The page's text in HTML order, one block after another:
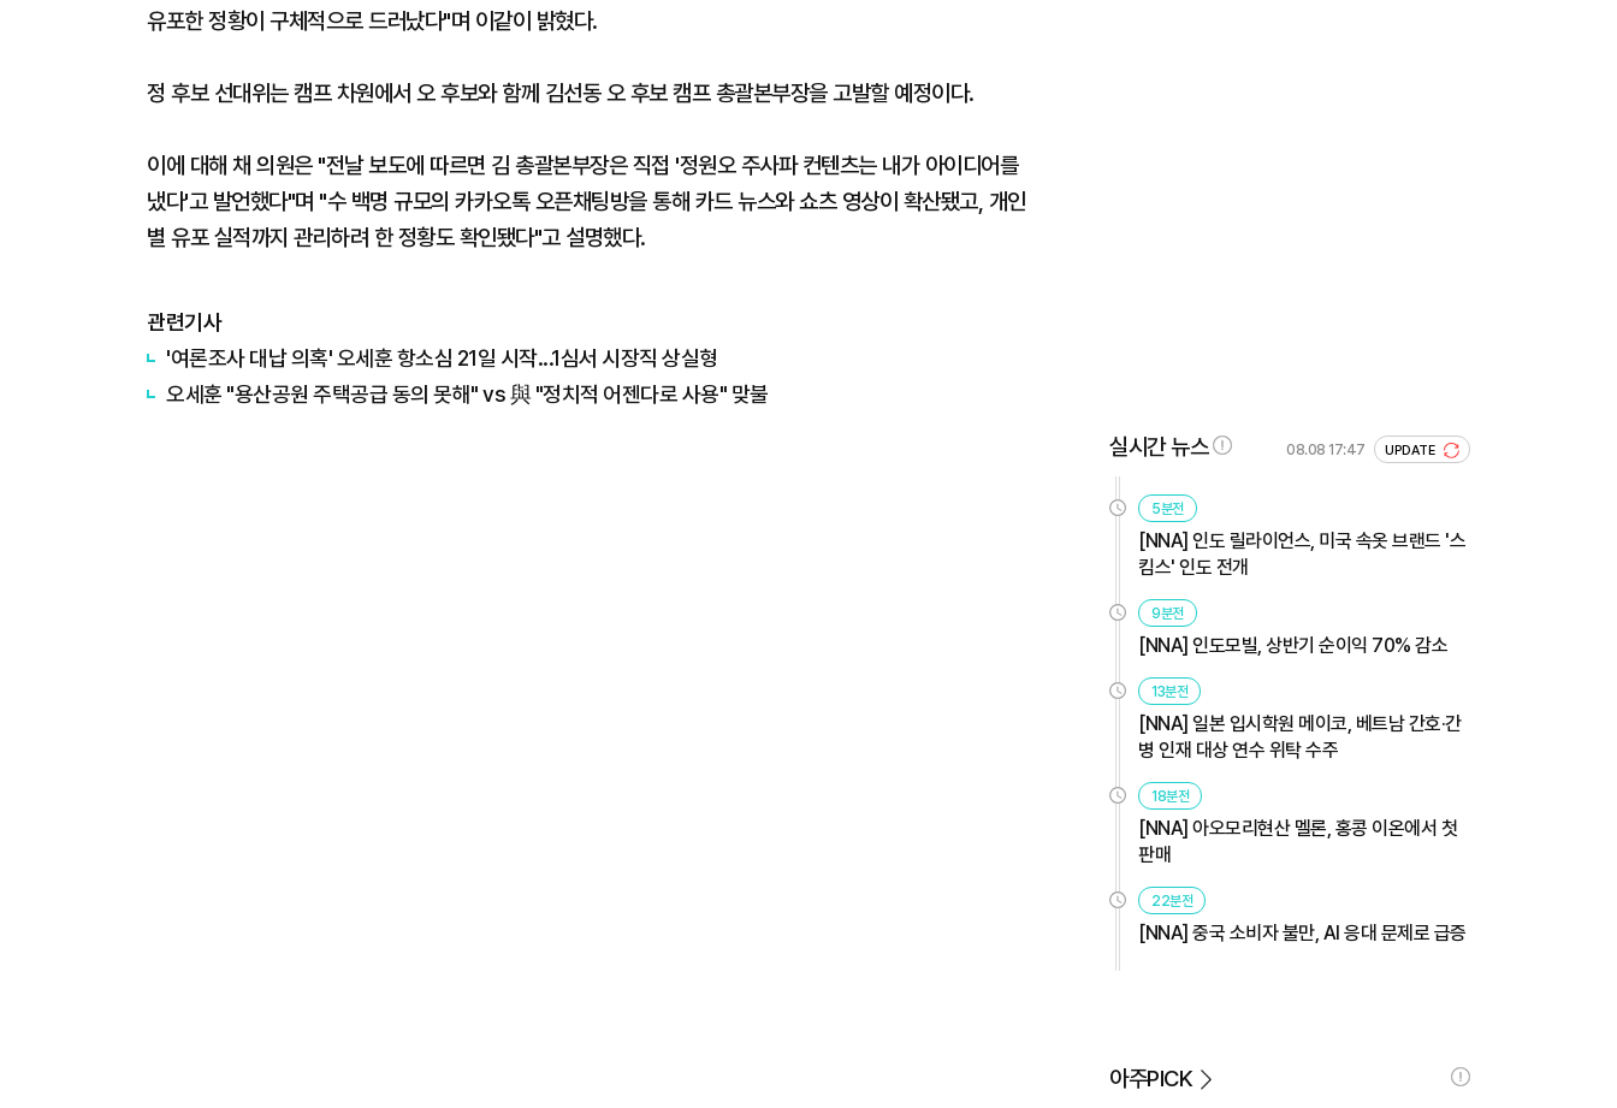
유포한 정황이 구체적으로 드러났다"며 이같이 밝혔다.
정 후보 선대위는 캠프 차원에서 오 후보와 함께 김선동 오 후보 캠프 총괄본부장을 고발할 예정이다.
이에 대해 채 의원은 "전날 보도에 따르면 김 총괄본부장은 직접 '정원오 주사파 컨텐츠는 내가 아이디어를
냈다'고 발언했다"며 "수 백명 규모의 카카오톡 오픈채팅방을 통해 카드 뉴스와 쇼츠 영상이 확산됐고, 개인
별 유포 실적까지 관리하려 한 정황도 확인됐다"고 설명했다.
관련기사
'여론조사 대납 의혹' 오세훈 항소심 21일 시작...1심서 시장직 상실형
오세훈 "용산공원 주택공급 동의 못해" vs 與 "정치적 어젠다로 사용" 맞불
실시간 뉴스 08.08 17:47 UPDATE
5분전
[NNA] 인도 릴라이언스, 미국 속옷 브랜드 '스
킴스' 인도 전개
9분전
[NNA] 인도모빌, 상반기 순이익 70% 감소
13분전
[NNA] 일본 입시학원 메이코, 베트남 간호·간
병 인재 대상 연수 위탁 수주
18분전
[NNA] 아오모리현산 멜론, 홍콩 이온에서 첫
판매
22분전
[NNA] 중국 소비자 불만, AI 응대 문제로 급증
아주PICK